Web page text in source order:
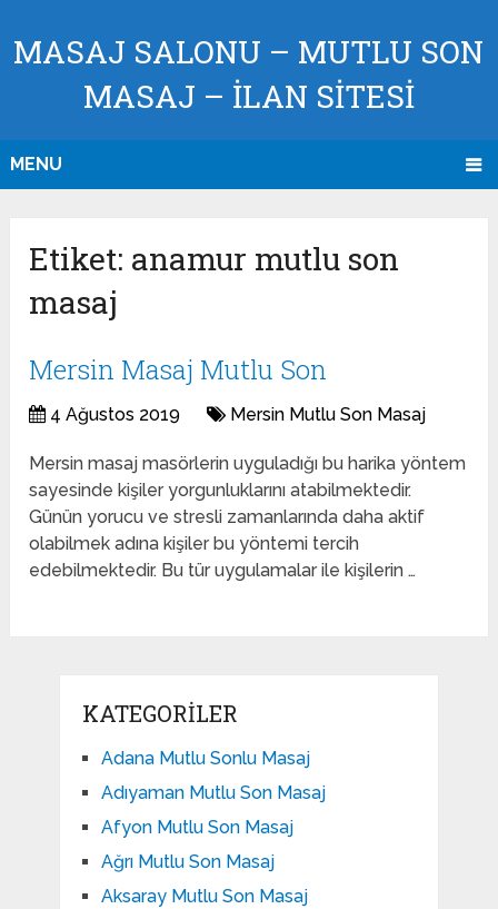
MASAJ SALONU – MUTLU SON
MASAJ – İLAN SİTESİ
MENU
Etiket: anamur mutlu son
masaj
Mersin Masaj Mutlu Son
4 Ağustos 2019 Mersin Mutlu Son Masaj
Mersin masaj masörlerin uyguladığı bu harika yöntem
sayesinde kişiler yorgunluklarını atabilmektedir.
Günün yorucu ve stresli zamanlarında daha aktif
olabilmek adına kişiler bu yöntemi tercih
edebilmektedir. Bu tür uygulamalar ile kişilerin …
KATEGORILER
Adana Mutlu Sonlu Masaj
Adıyaman Mutlu Son Masaj
Afyon Mutlu Son Masaj
Ağrı Mutlu Son Masaj
Aksaray Mutlu Son Masaj